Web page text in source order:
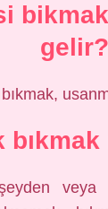
gelir?
bıkmak,
veya